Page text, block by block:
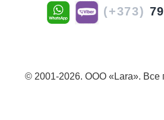
(+373)
© 2001-2026. ООО «Lara». Все